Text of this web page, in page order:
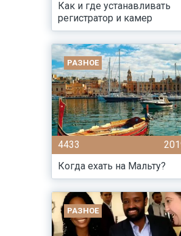
Как и где устанавливать
регистратор и камер
РАЗНОЕ
4433
Когда ехать на Мальту?
РАЗНОЕ